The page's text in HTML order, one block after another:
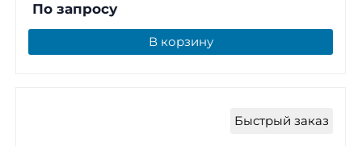
По запросу
В корзину
Быстрый заказ